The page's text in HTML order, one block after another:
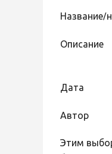
Название/
Описание
Дата
Автор
Этим